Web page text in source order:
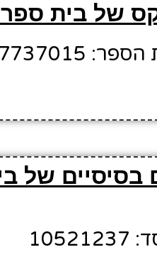
של בית ספר
09-7737015
בסיסיים של